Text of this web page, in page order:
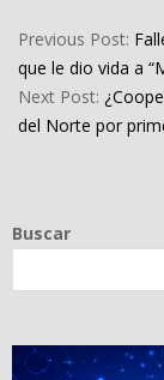
06-
17
Previous Post:
que le dio vida a
Next Post:
del Norte por
Buscar